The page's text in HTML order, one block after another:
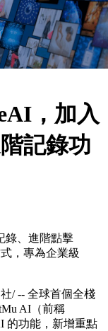
，加入
記錄功
錄、進階點擊
，專為企業級
/ -- 全球首個全棧
AI（前稱
的功能，新增重點